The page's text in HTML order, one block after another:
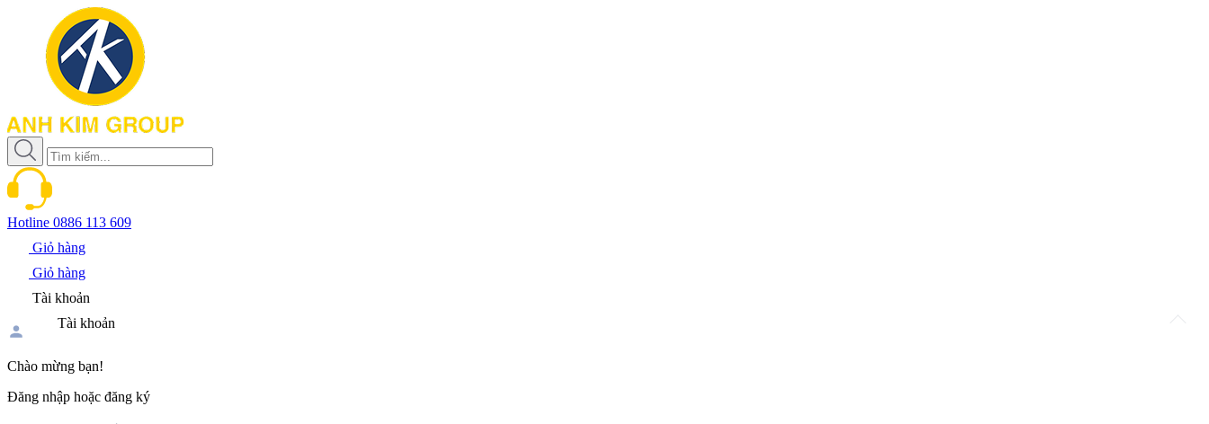
Hotline 0886 113 609
Giỏ hàng
Giỏ hàng
Tài khoản
Tài khoản
Chào mừng bạn!
Đăng nhập hoặc đăng ký